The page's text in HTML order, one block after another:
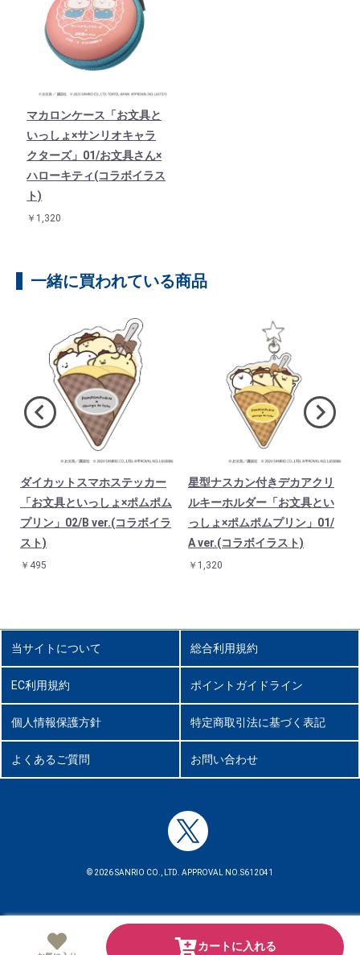
カートに入れる
マカロンケース「お文具と
いっしょ×サンリオキャラ
クターズ」01/お文具さん×
ハローキティ(コラボイラス
ト)
￥1,320
一緒に買われている商品
ダイカットスマホステッカー
「お文具といっしょ×ポムポム
プリン」02/B ver.(コラボイラ
スト)
￥495
星型ナスカン付きデカアクリ
ルキーホルダー「お文具とい
っしょ×ポムポムプリン」01/
A ver.(コラボイラスト)
￥1,320
当サイトについて 総合利用規約
EC利用規約 ポイントガイドライン
個人情報保護方針 特定商取引法に基づく表記
よくあるご質問 お問い合わせ
© 2026 SANRIO CO., LTD. APPROVAL NO.S612041